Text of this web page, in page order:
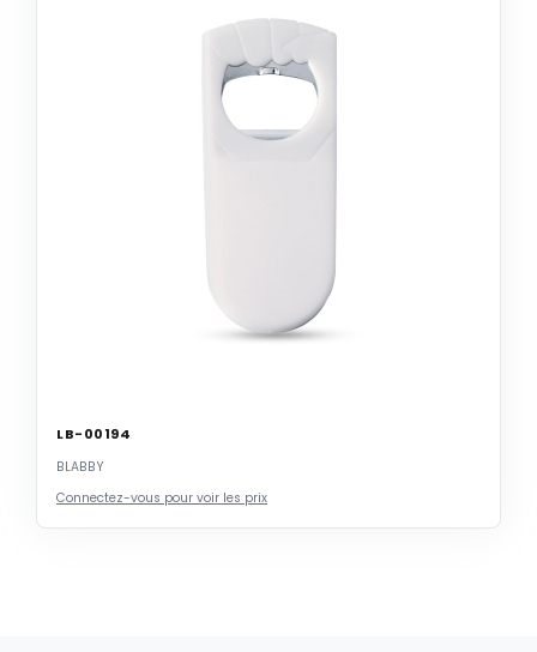
LB-00194
BLABBY
Connectez-vous pour voir les prix